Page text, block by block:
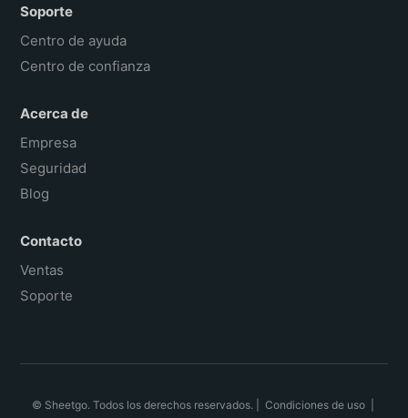
Soporte
Centro de ayuda
Centro de confianza
Acerca de
Empresa
Seguridad
Blog
Contacto
Ventas
Soporte
© Sheetgo. Todos los derechos reservados. | Condiciones de uso|